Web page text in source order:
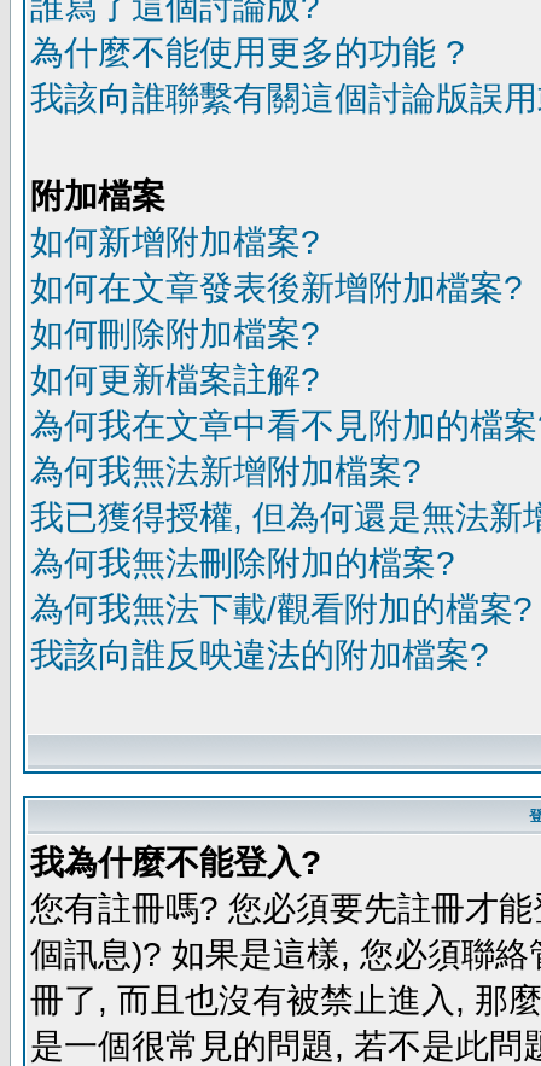
為什麼不能使用更多的功能 ?
我該向誰聯繫有關這個討論版誤
附加檔案
如何新增附加檔案?
如何在文章發表後新增附加檔案?
如何刪除附加檔案?
如何更新檔案註解?
為何我在文章中看不見附加的檔
為何我無法新增附加檔案?
我已獲得授權, 但為何還是無法新
為何我無法刪除附加的檔案?
為何我無法下載/觀看附加的檔案?
我該向誰反映違法的附加檔案?
我為什麼不能登入?
您有註冊嗎? 您必須要先註冊才
個訊息)? 如果是這樣, 您必須聯
冊了, 而且也沒有被禁止進入, 那
是一個很常見的問題, 若不是此